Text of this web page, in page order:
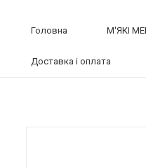
Головна М'ЯКІ
Доставка і оплата